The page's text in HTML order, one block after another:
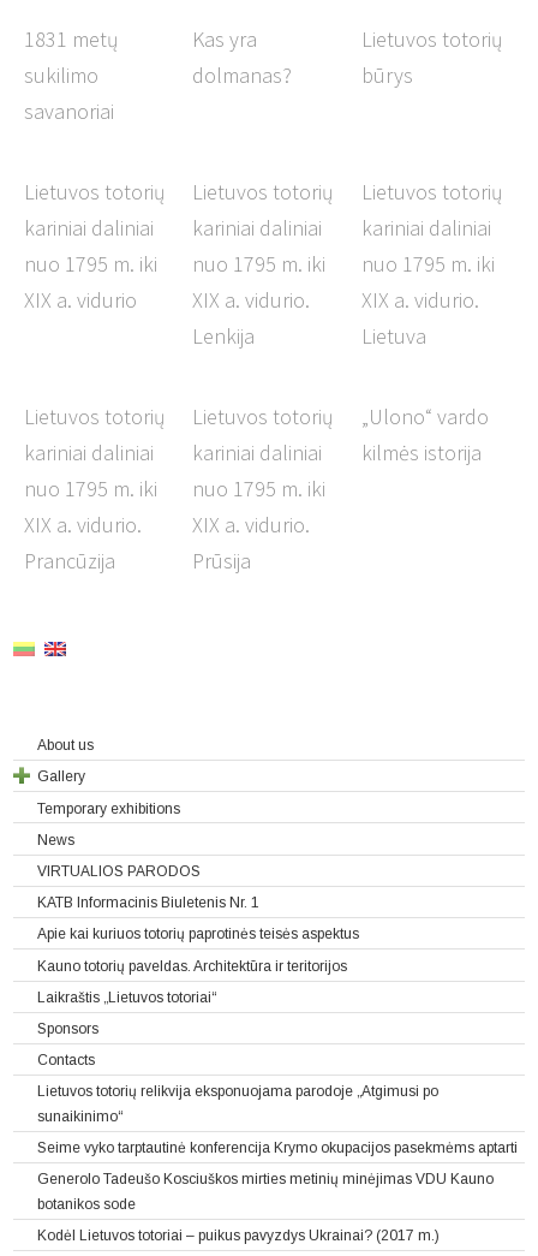
1831 metų
sukilimo
savanoriai
Kas yra
dolmanas?
Lietuvos totorių
būrys
Lietuvos totorių
kariniai daliniai
nuo 1795 m. iki
XIX a. vidurio
Lietuvos totorių
kariniai daliniai
nuo 1795 m. iki
XIX a. vidurio.
Lenkija
Lietuvos totorių
kariniai daliniai
nuo 1795 m. iki
XIX a. vidurio.
Lietuva
Lietuvos totorių
kariniai daliniai
nuo 1795 m. iki
XIX a. vidurio.
Prancūzija
Lietuvos totorių
kariniai daliniai
nuo 1795 m. iki
XIX a. vidurio.
Prūsija
„Ulono“ vardo
kilmės istorija
About us
Gallery
Temporary exhibitions
News
VIRTUALIOS PARODOS
KATB Informacinis Biuletenis Nr. 1
Apie kai kuriuos totorių paprotinės teisės aspektus
Kauno totorių paveldas. Architektūra ir teritorijos
Laikraštis „Lietuvos totoriai“
Sponsors
Contacts
Lietuvos totorių relikvija eksponuojama parodoje „Atgimusi po
sunaikinimo“
Seime vyko tarptautinė konferencija Krymo okupacijos pasekmėms aptarti
Generolo Tadeušo Kosciuškos mirties metinių minėjimas VDU Kauno
botanikos sode
Kodėl Lietuvos totoriai – puikus pavyzdys Ukrainai? (2017 m.)